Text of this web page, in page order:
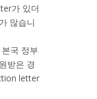
가 있더
많습니
국 정부
받은 경
letter